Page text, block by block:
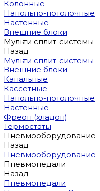
Колонные
Напольно-потолочные
Настенные
Внешние блоки
Мульти сплит-системы
Назад
Мульти сплит-системы
Внешние блоки
Канальные
Кассетные
Напольно-потолочные
Настенные
Фреон (хладон)
Термостаты
Пневмооборудование
Назад
Пневмооборудование
Пневмопедали
Назад
Пневмопедали